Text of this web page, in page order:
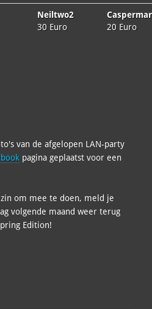
Neiltwo2
30 Euro
20 Euro
van de afgelopen LAN-party
pagina geplaatst voor een
om mee te doen, meld je
volgende maand weer terug
Edition!